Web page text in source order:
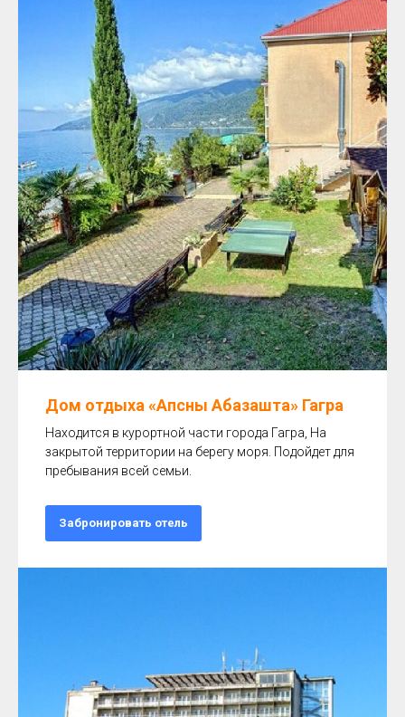
Дом отдыха «Апсны Абазашта» Гагра
Находится в курортной части города Гагра, На
закрытой территории на берегу моря. Подойдет для
пребывания всей семьи.
Забронировать отель